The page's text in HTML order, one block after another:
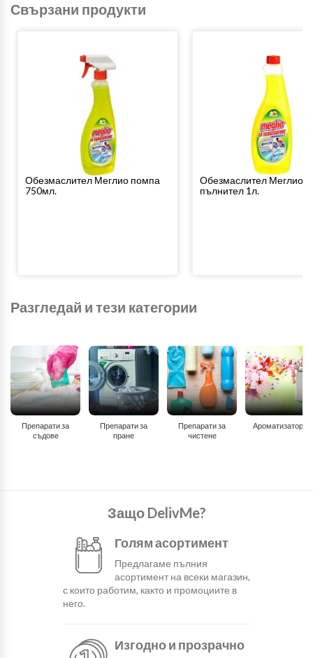
Свързани продукти
Обезмаслител Меглио помпа
750мл.
Обезмаслител Меглио
пълнител 1л.
Разгледай и тези категории
Препарати за
съдове
Препарати за
пране
Препарати за
чистене
Ароматизатори
Защо DelivMe?
Голям асортимент
Предлагаме пълния
асортимент на всеки магазин,
с които работим, както и промоциите в
него.
Изгодно и прозрачно